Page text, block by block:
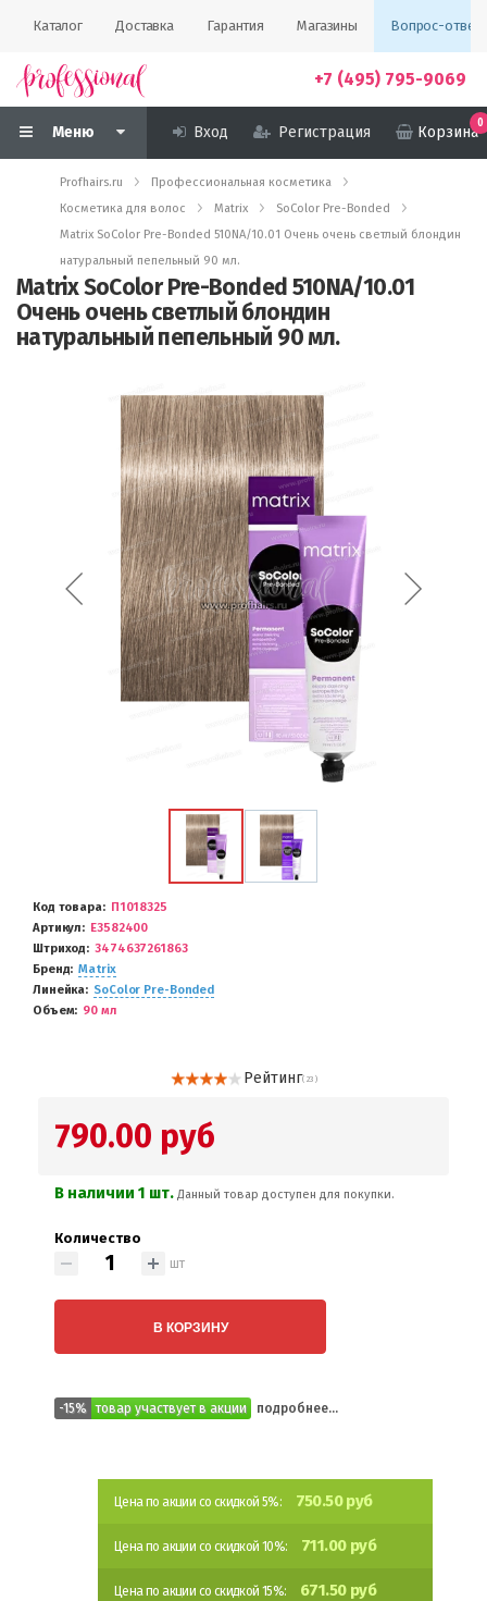
Каталог Доставка Гарантия Магазины Вопрос-ответ
+7 (495) 795-9069
Меню Вход Регистрация Корзина
0
Profhairs.ru
Профессиональная косметика
Косметика для волос
Matrix
SoColor Pre-Bonded
Matrix SoColor Pre-Bonded 510NA/10.01 Очень очень светлый блондин
натуральный пепельный 90 мл.
Matrix SoColor Pre-Bonded 510NA/10.01
Очень очень светлый блондин
натуральный пепельный 90 мл.
Код товара
П1018325
Артикул
E3582400
Штриход
3474637261863
Бренд
Matrix
Линейка
SoColor Pre-Bonded
Объем
90 мл
Рейтинг( 23 )
790.00 руб
В наличии 1 шт. Данный товар доступен для покупки.
Количество
шт
В КОРЗИНУ
-15% товар участвует в акции подробнее...
Цена по акции со скидкой 5%: 750.50 руб
Цена по акции со скидкой 10%: 711.00 руб
Цена по акции со скидкой 15%: 671.50 руб